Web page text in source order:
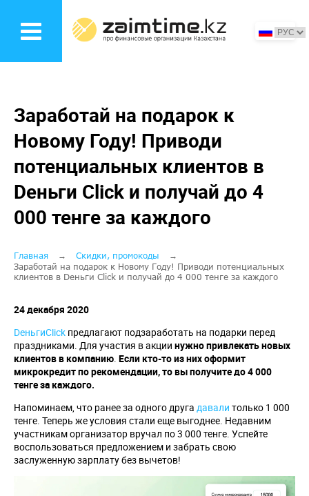
основному
Заработай на подарок к
Новому Году! Приводи
потенциальных клиентов в
Dеньги Click и получай до 4
000 тенге за каждого
Строка
навигации
Главная
Скидки, промокоды
Заработай на подарок к Новому Году! Приводи потенциальных
клиентов в Dеньги Click и получай до 4 000 тенге за каждого
24 декабря 2020
DеньгиClick предлагают подзаработать на подарки перед
праздниками. Для участия в акции нужно привлекать новых
клиентов в компанию. Если кто-то из них оформит
микрокредит по рекомендации, то вы получите до 4 000
тенге за каждого.
Напоминаем, что ранее за одного друга давали только 1 000
тенге. Теперь же условия стали еще выгоднее. Недавним
участникам организатор вручал по 3 000 тенге. Успейте
воспользоваться предложением и забрать свою
заслуженную зарплату без вычетов!